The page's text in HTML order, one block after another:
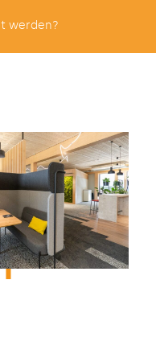
werden?